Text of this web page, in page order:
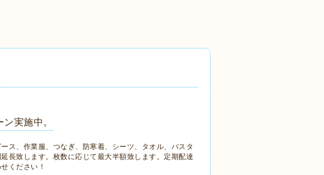
実施中。
ス、作業服、つなぎ、防寒着、シーツ、タオル、バスタ
長致します。枚数に応じて最大半額致します。定期配達
ください！